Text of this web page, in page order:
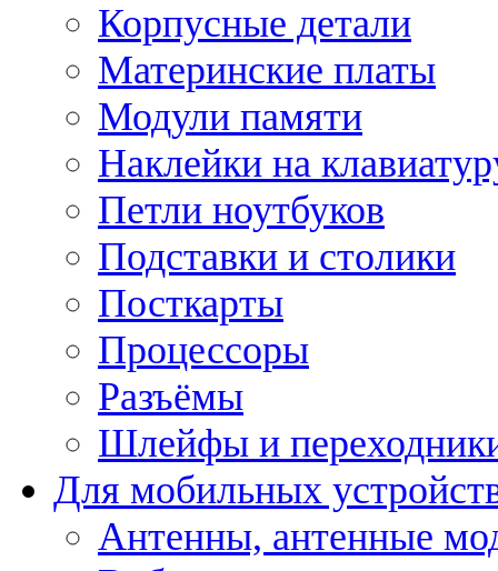
Корпусные детали
Материнские платы
Модули памяти
Наклейки на
Петли ноутбуков
Подставки и столики
Посткарты
Процессоры
Разъёмы
Шлейфы и
Для мобильных
Антенны, антенные